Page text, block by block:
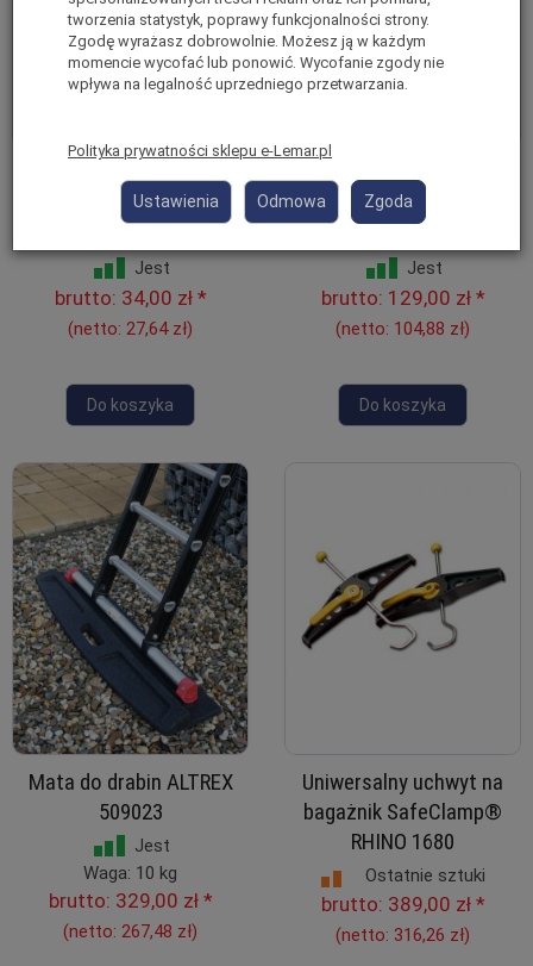
Uniwersalny hak na wiadro
do drabin aluminiowych
Jest
brutto: 34,00 zł*
(netto: 27,64 zł)
Do koszyka
Pojemnik na narzędzia do
drabin aluminiowych
Jest
brutto: 129,00 zł*
(netto: 104,88 zł)
Do koszyka
Mata do drabin ALTREX
509023
Jest
Waga: 10 kg
brutto: 329,00 zł*
(netto: 267,48 zł)
Uniwersalny uchwyt na
bagażnik SafeClamp®
RHINO 1680
Ostatnie sztuki
brutto: 389,00 zł*
(netto: 316,26 zł)
tworzenia statystyk, poprawy funkcjonalności strony.
Zgodę wyrażasz dobrowolnie. Możesz ją w każdym
momencie wycofać lub ponowić. Wycofanie zgody nie
wpływa na legalność uprzedniego przetwarzania.
Polityka prywatności sklepu e-Lemar.pl
Ustawienia Odmowa Zgoda